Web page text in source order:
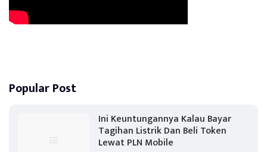
Popular Post
Ini Keuntungannya Kalau Bayar
Tagihan Listrik Dan Beli Token
Lewat PLN Mobile